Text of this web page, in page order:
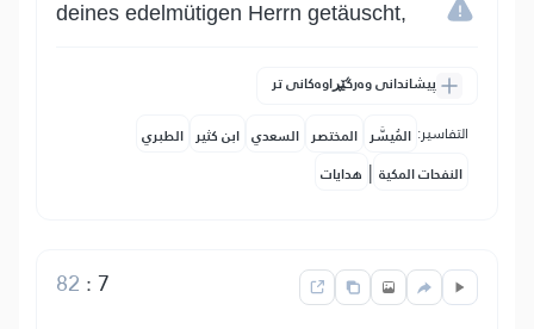
deines edelmütigen Herrn getäuscht,
پیشاندانی وەرگێڕاوەکانی تر
التفاسير: المُيسَّر المختصر السعدي ابن كثير الطبري
النفحات المكية | هدايات
7
:
82